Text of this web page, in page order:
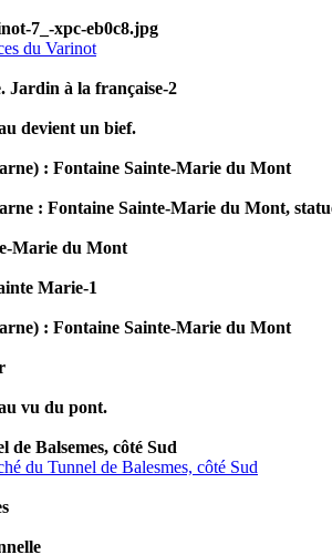
7_-xpc-eb0c8.jpg
du Varinot
Jardin à la française-2
devient un bief.
: Fontaine Sainte-Marie du Mont
: Fontaine Sainte-Marie du Mont,
Marie du Mont
Marie-1
: Fontaine Sainte-Marie du Mont
vu du pont.
de Balsemes, côté Sud
du Tunnel de Balesmes, côté Sud